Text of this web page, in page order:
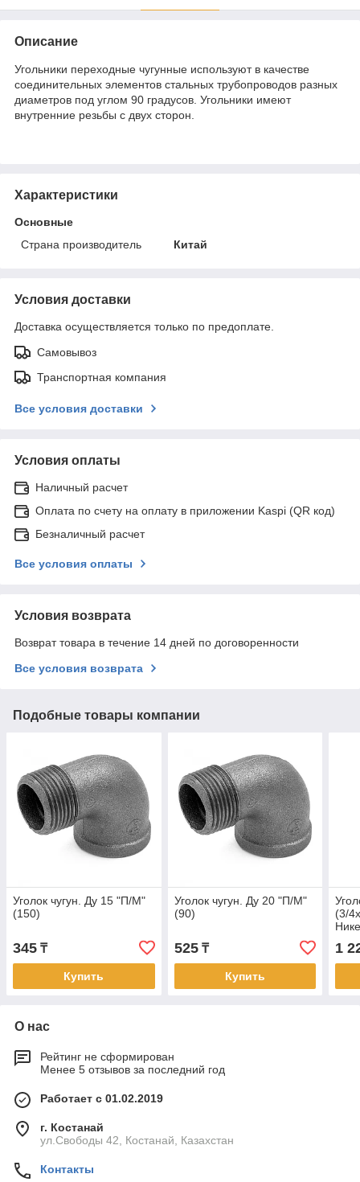
Описание
Угольники переходные чугунные используют в качестве
соединительных элементов стальных трубопроводов разных
диаметров под углом 90 градусов. Угольники имеют
внутренние резьбы с двух сторон.
Характеристики
Основные
Страна производитель
Китай
Условия доставки
Доставка осуществляется только по предоплате.
Самовывоз
Транспортная компания
Все условия доставки
Условия оплаты
Наличный расчет
Оплата по счету на оплату в приложении Kaspi (QR код)
Безналичный расчет
Все условия оплаты
Условия возврата
Возврат товара в течение 14 дней по договоренности
Все условия возврата
Подобные товары компании
Уголок чугун. Ду 15 "П/М"
(150)
345 ₸
Купить
Уголок чугун. Ду 20 "П/М"
(90)
525₸
Купить
(3/
1
О нас
Рейтинг не сформирован
Менее 5 отзывов за последний год
Работает с 01.02.2019
г. Костанай
ул.Свободы 42, Костанай, Казахстан
Контакты